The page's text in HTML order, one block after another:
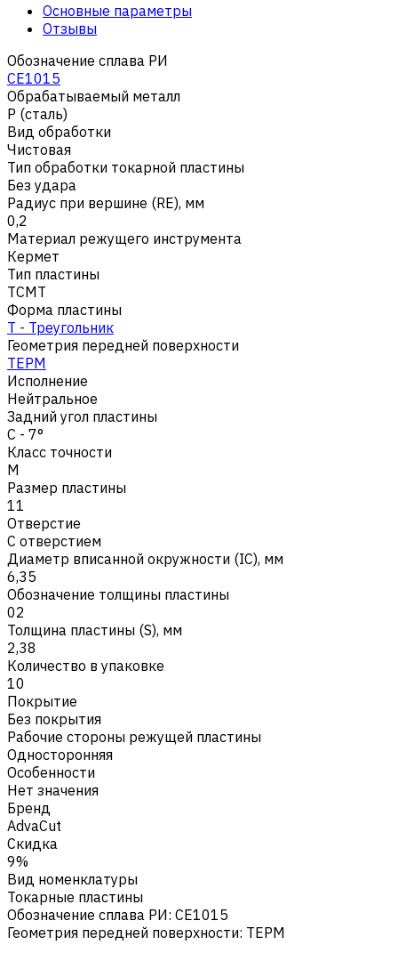
Основные параметры
Отзывы
Обозначение сплава РИ
CE1015
Обрабатываемый металл
Р (сталь)
Вид обработки
Чистовая
Тип обработки токарной пластины
Без удара
Радиус при вершине (RE), мм
0,2
Материал режущего инструмента
Кермет
Тип пластины
TCMT
Форма пластины
T - Треугольник
Геометрия передней поверхности
TEPM
Исполнение
Нейтральное
Задний угол пластины
C - 7°
Класс точности
M
Размер пластины
11
Отверстие
С отверстием
Диаметр вписанной окружности (IC), мм
6,35
Обозначение толщины пластины
02
Толщина пластины (S), мм
2,38
Количество в упаковке
10
Покрытие
Без покрытия
Рабочие стороны режущей пластины
Односторонняя
Особенности
Нет значения
Бренд
AdvaCut
Скидка
9%
Вид номенклатуры
Токарные пластины
Обозначение сплава РИ: CE1015
Геометрия передней поверхности: TEPM